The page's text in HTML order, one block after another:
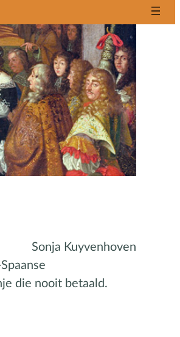
Sonja Kuyvenhoven
die nooit betaald.